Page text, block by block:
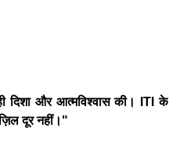
दिशा और आत्मविश्वास की। ITI के
दूर नहीं।"